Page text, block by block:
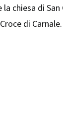
la chiesa di
di